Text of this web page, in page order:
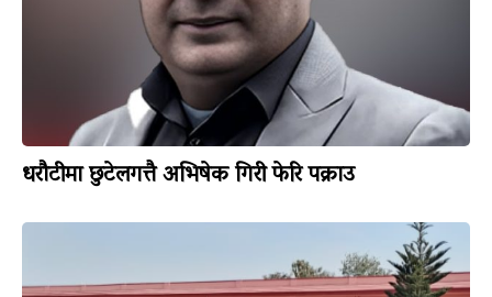
धरौटीमा छुटेलगत्तै अभिषेक गिरी फेरि पक्राउ